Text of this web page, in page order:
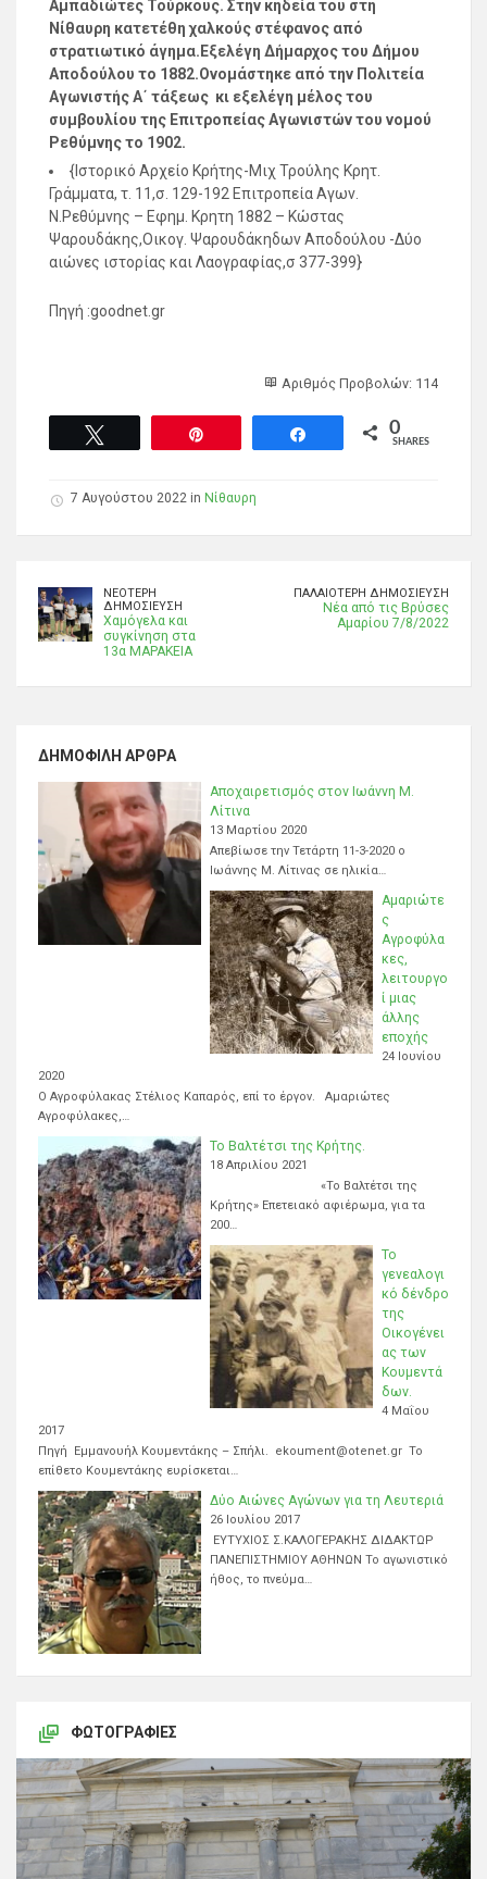
Αμπαδιώτες Τούρκους. Στην κηδεία του στη
Νίθαυρη κατετέθη χαλκούς στέφανος από
στρατιωτικό άγημα.Εξελέγη Δήμαρχος του Δήμου
Αποδούλου το 1882.Ονομάστηκε από την Πολιτεία
Αγωνιστής Α΄ τάξεως κι εξελέγη μέλος του
συμβουλίου της Επιτροπείας Αγωνιστών του νομού
Ρεθύμνης το 1902.
{Ιστορικό Αρχείο Κρήτης-Μιχ Τρούλης Κρητ.
Γράμματα, τ. 11,σ. 129-192 Επιτροπεία Αγων.
Ν.Ρεθύμνης – Εφημ. Κρητη 1882 – Κώστας
Ψαρουδάκης,Οικογ. Ψαρουδάκηδων Αποδούλου -Δύο
αιώνες ιστορίας και Λαογραφίας,σ 377-399}
Πηγή :goodnet.gr
Αριθμός Προβολών: 114
0
SHARES
7 Αυγούστου 2022 in Νίθαυρη
ΝΕΌΤΕΡΗ
ΔΗΜΟΣΊΕΥΣΗ
Χαμόγελα και
συγκίνηση στα
13α ΜΑΡΑΚΕΙΑ
ΠΑΛΑΙΌΤΕΡΗ ΔΗΜΟΣΊΕΥΣΗ
Νέα από τις Βρύσες
Αμαρίου 7/8/2022
ΔΗΜΟΦΙΛΉ ΆΡΘΡΑ
Αποχαιρετισμός στον Ιωάννη Μ.
Λίτινα
13 Μαρτίου 2020
Απεβίωσε την Τετάρτη 11-3-2020 ο
Ιωάννης Μ. Λίτινας σε ηλικία…
Αμαριώτε
ς
Αγροφύλα
κες,
λειτουργο
ί μιας
άλλης
εποχής
24 Ιουνίου
2020
Ο Αγροφύλακας Στέλιος Καπαρός, επί το έργον. Αμαριώτες
Αγροφύλακες,…
Το Βαλτέτσι της Κρήτης.
18 Απριλίου 2021
«Το Βαλτέτσι της
Κρήτης» Επετειακό αφιέρωμα, για τα
200…
Το
γενεαλογι
κό δένδρο
της
Οικογένει
ας των
Κουμεντά
δων.
4 Μαΐου
2017
Πηγή Εμμανουήλ Κουμεντάκης – Σπήλι. ekoument@otenet.gr Το
επίθετο Κουμεντάκης ευρίσκεται…
Δύο Αιώνες Αγώνων για τη Λευτεριά
26 Ιουλίου 2017
ΕΥΤΥΧΙΟΣ Σ.ΚΑΛΟΓΕΡΑΚΗΣ ΔΙΔΑΚΤΩΡ
ΠΑΝΕΠΙΣΤΗΜΙΟΥ ΑΘΗΝΩΝ Το αγωνιστικό
ήθος, το πνεύμα…
ΦΩΤΟΓΡΑΦΊΕΣ